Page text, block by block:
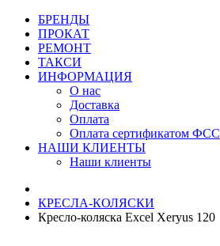
БРЕНДЫ
ПРОКАТ
РЕМОНТ
ТАКСИ
ИНФОРМАЦИЯ
О нас
Доставка
Оплата
Оплата сертификатом ФСС
НАШИ КЛИЕНТЫ
Наши клиенты
КРЕСЛА-КОЛЯСКИ
Кресло-коляска Excel Xeryus 120